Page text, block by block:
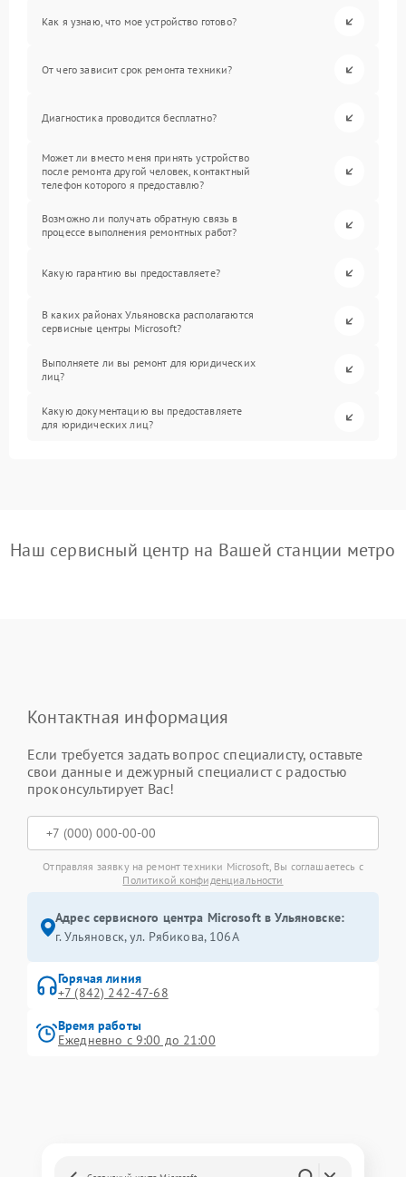
Как я узнаю, что мое устройство готово?
От чего зависит срок ремонта техники?
Диагностика проводится бесплатно?
Может ли вместо меня принять устройство
после ремонта другой человек, контактный
телефон которого я предоставлю?
Возможно ли получать обратную связь в
процессе выполнения ремонтных работ?
Какую гарантию вы предоставляете?
В каких районах Ульяновска располагаются
сервисные центры Microsoft?
Выполняете ли вы ремонт для юридических
лиц?
Какую документацию вы предоставляете
для юридических лиц?
Наш сервисный центр на Вашей станции метро
Контактная информация
Если требуется задать вопрос специалисту, оставьте
свои данные и дежурный специалист с радостью
проконсультирует Вас!
Отправляя заявку на ремонт техники Microsoft, Вы соглашаетесь с
Политикой конфиденциальности
Адрес сервисного центра Microsoft в Ульяновске:
г. Ульяновск, ул. Рябикова, 106А
Горячая линия
+7 (842) 242-47-68
Время работы
Ежедневно с 9:00 до 21:00